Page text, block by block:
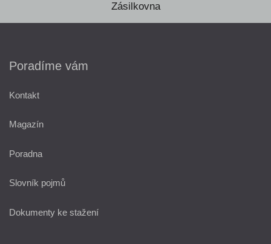
Zásilkovna
Poradíme vám
Kontakt
Magazín
Poradna
Slovník pojmů
Dokumenty ke stažení